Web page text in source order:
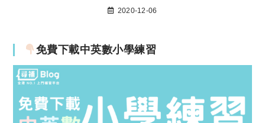
2020-12-06
免費下載中英數小學練習